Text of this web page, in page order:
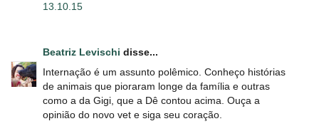
13.10.15
Beatriz Levischi disse...
Internação é um assunto polêmico. Conheço histórias
de animais que pioraram longe da família e outras
como a da Gigi, que a Dê contou acima. Ouça a
opinião do novo vet e siga seu coração.